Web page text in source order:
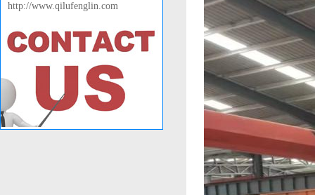
http://www.qilufenglin.com